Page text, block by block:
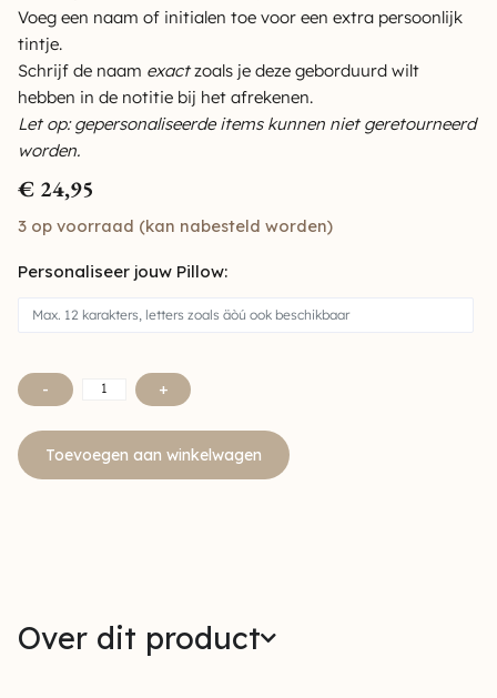
Voeg een naam of initialen toe voor een extra persoonlijk
tintje.
Schrijf de naam exactzoals je deze geborduurd wilt
hebben in de notitie bij het afrekenen.
Let op: gepersonaliseerde items kunnen niet geretourneerd
worden.
€ 24,95
3 op voorraad (kan nabesteld worden)
Personaliseer jouw Pillow:
- +
Toevoegen aan winkelwagen
Over dit product